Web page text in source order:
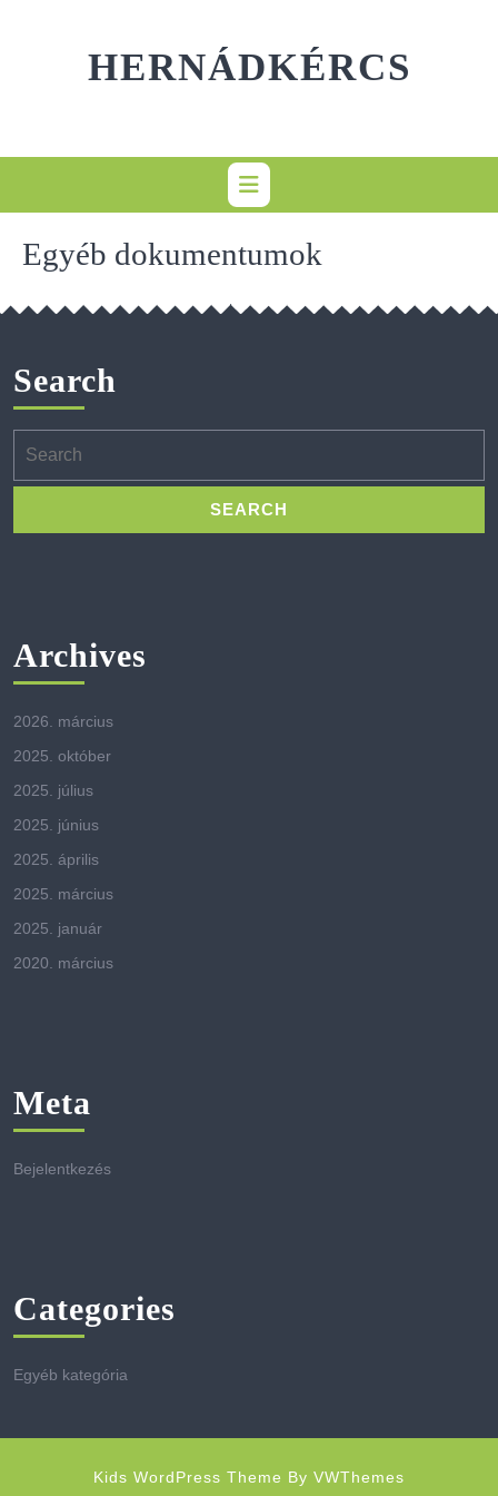
HERNÁDKÉRCS
Egyéb dokumentumok
Search
for:
Archives
2026. március
2025. október
2025. július
2025. június
2025. április
2025. március
2025. január
2020. március
Meta
Bejelentkezés
Categories
Egyéb kategória
Kids WordPress Theme By VWThemes